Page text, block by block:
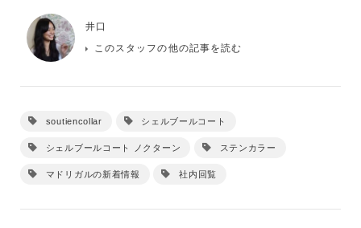
井口
このスタッフの他の記事を読む
soutiencollar シェルブールコート
シェルブールコート ノクターン ステンカラー
マドリガルの新着情報 社内回覧